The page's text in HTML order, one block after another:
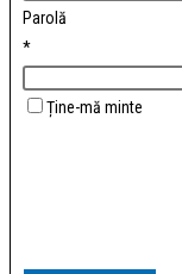
Parolă
*
Ține-mă minte